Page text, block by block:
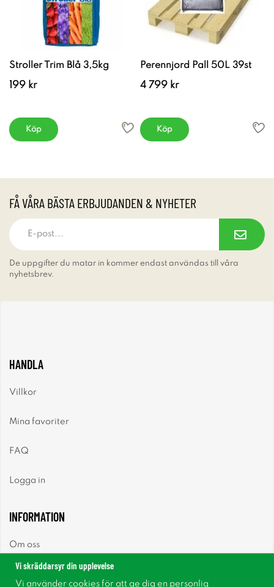
Stroller Trim Blå 3,5kg
199 kr
Köp
Perennjord Pall 50L 39st
4 799 kr
Köp
FÅ VÅRA BÄSTA ERBJUDANDEN & NYHETER
De uppgifter du matar in kommer endast användas till våra
nyhetsbrev.
HANDLA
Villkor
Mina favoriter
FAQ
Logga in
INFORMATION
Om oss
Vi skräddarsyr din upplevelse
Vi använder cookies för att ge dig en personlig